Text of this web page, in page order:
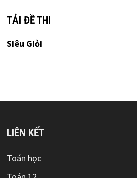
TẢI ĐỀ THI
Siêu Giỏi
LIÊN KẾT
Toán học